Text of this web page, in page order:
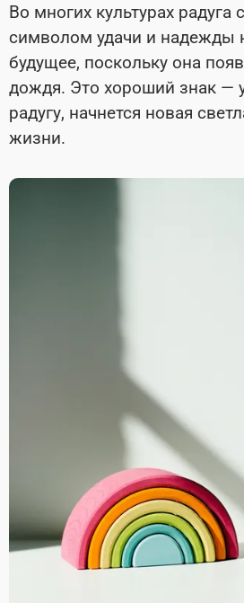
Во многих культурах радуга
символом удачи и надежды
будущее, поскольку она
дождя. Это хороший знак —
радугу, начнется новая
жизни.